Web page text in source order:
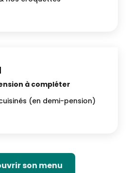
à compléter
(en demi-pension)
son menu